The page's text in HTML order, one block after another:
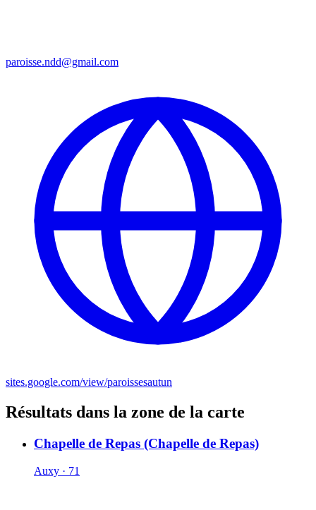
paroisse.ndd@gmail.com
sites.google.com/view/paroissesautun
Résultats dans la zone de la carte
Chapelle de Repas (Chapelle de Repas)
Auxy · 71